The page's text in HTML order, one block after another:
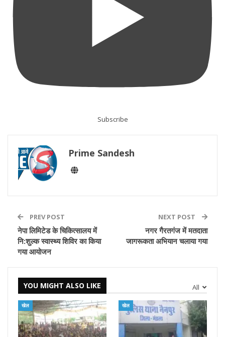
Subscribe
Prime Sandesh
PREV POST
नेपा लिमिटेड के चिकित्सालय में
नि:शुल्क स्वास्थ्य शिविर का किया
गया आयोजन
NEXT POST
नगर गैरतगंज में मतदाता
जागरूकता अभियान चलाया गया
All
YOU MIGHT ALSO LIKE
खेल खेल